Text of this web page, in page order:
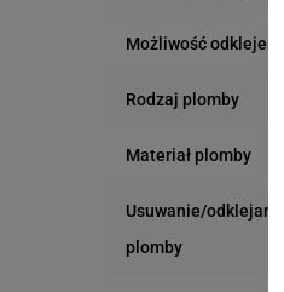
Możliwość odklejenia
Rodzaj plomby
Materiał plomby
Usuwanie/odklejanie
plomby